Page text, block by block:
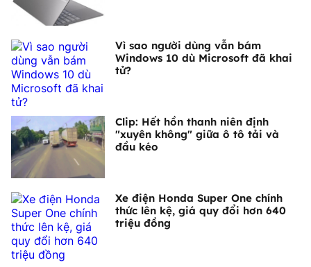
Vì sao người dùng vẫn bám
Windows 10 dù Microsoft đã khai
tử?
Clip: Hết hồn thanh niên định
"xuyên không" giữa ô tô tải và
đầu kéo
Xe điện Honda Super One chính
thức lên kệ, giá quy đổi hơn 640
triệu đồng